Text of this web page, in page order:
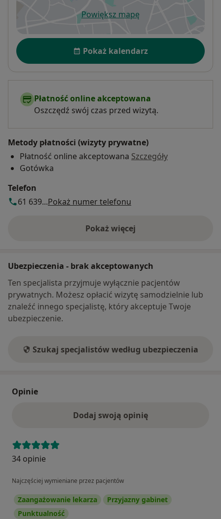
Powiększ mapęotwiera się w nowej karcie
Dostępność
Pokaż kalendarz
Płatność online akceptowana
Oszczędź swój czas przed wizytą.
Metody płatności (wizyty prywatne)
Płatność online akceptowana Szczegóły
Gotówka
Telefon
61 639...Pokaż numer telefonu
Pokaż więcej
o adresie
Ubezpieczenia - brak akceptowanych
Ten specjalista przyjmuje wyłącznie pacjentów
prywatnych. Możesz opłacić wizytę samodzielnie lub
znaleźć innego specjalistę, który akceptuje Twoje
ubezpieczenie.
Szukaj specjalistów według ubezpieczenia
Opinie
Dodaj swoją opinię
34 opinie
Najczęściej wymieniane przez pacjentów
Zaangażowanie lekarza
Przyjazny gabinet
Punktualność